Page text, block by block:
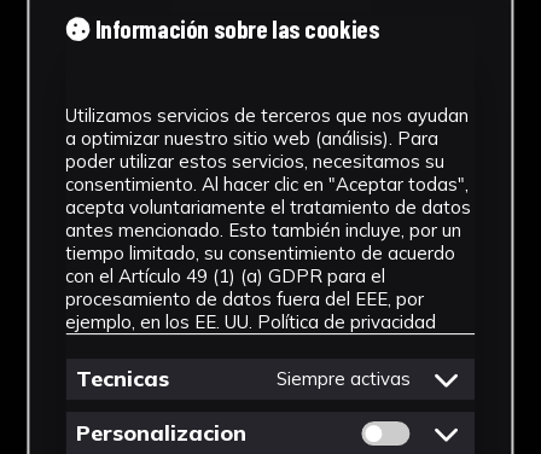
Tipología
Cronología
SF
Materiales
Vidrio
Ubicación
Facultad de Farmacia
Información sobre las cookies
Utilizamos servicios de terceros que nos ayudan
a optimizar nuestro sitio web (análisis). Para
poder utilizar estos servicios, necesitamos su
consentimiento. Al hacer clic en "Aceptar todas",
acepta voluntariamente el tratamiento de datos
antes mencionado. Esto también incluye, por un
tiempo limitado, su consentimiento de acuerdo
con el Artículo 49 (1) (a) GDPR para el
procesamiento de datos fuera del EEE, por
ejemplo, en los EE. UU. Política de privacidad
Tecnicas Siempre activas
Personalizacion Permitir cookies